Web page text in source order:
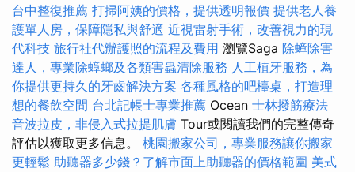
台中整復推薦 打掃阿姨的價格，提供透明報價 提供老人養
護單人房，保障隱私與舒適 近視雷射手術，改善視力的現
代科技 旅行社代辦護照的流程及費用 瀏覽Saga 除蟑除害
達人，專業除蟑螂及各類害蟲清除服務 人工植牙服務，為
你提供更持久的牙齒解決方案 各種風格的吧檯桌，打造理
想的餐飲空間 台北記帳士專業推薦 Ocean 士林撥筋療法
音波拉皮，非侵入式拉提肌膚 Tour或閱讀我們的完整傳奇
評估以獲取更多信息。 桃園搬家公司，專業服務讓你搬家
更輕鬆 助聽器多少錢？了解市面上助聽器的價格範圍 美式